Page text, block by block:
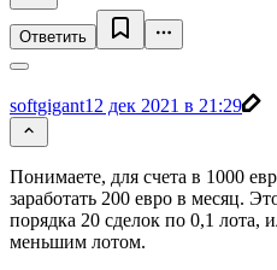
Ответить
softgigant12 дек 2021 в 21:29
Понимаете, для счета в 1000
заработать 200 евро в месяц.
порядка 20 сделок по 0,1 лота,
меньшим лотом.